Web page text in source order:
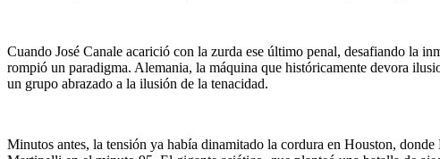
Cuando José Canale acarició con la zurda ese último penal, desafiando la
rompió un paradigma. Alemania, la máquina que históricamente devora
un grupo abrazado a la ilusión de la tenacidad.
Minutos antes, la tensión ya había dinamitado la cordura en Houston,